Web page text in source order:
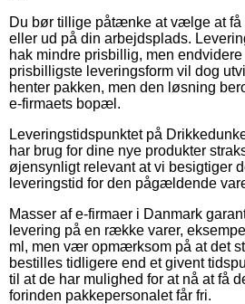
Du bør tillige påtænke at vælge at få
eller ud på din arbejdsplads.
hak mindre prisbillig, men
prisbilligste leveringsform vil dog
henter pakken, men den løsning
e-firmaets bopæl.
Leveringstidspunktet på
har brug for dine nye produkter
øjensynligt relevant at vi besigtiger
leveringstid for den pågældende
Masser af e-firmaer i Danmark
levering på en række varer,
ml, men vær opmærksom på at det
bestilles tidligere end et givent
til at de har mulighed for at nå at få
forinden pakkepersonalet får fri.